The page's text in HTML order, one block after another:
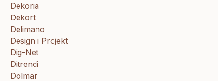
Dekoria
Dekort
Delimano
Design i Projekt
Dig-Net
Ditrendi
Dolmar